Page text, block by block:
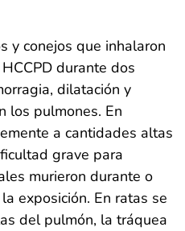
y conejos que inhalaron
durante dos
dilatación y
los pulmones. En
a cantidades altas
grave para
murieron durante o
exposición. En ratas se
del pulmón, la tráquea